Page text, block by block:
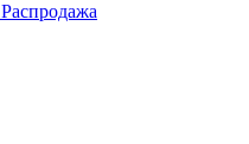
Распродажа